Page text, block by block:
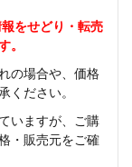
をせどり・転売
。
の場合や、価格
ください。
いますが、ご購
・販売元をご確